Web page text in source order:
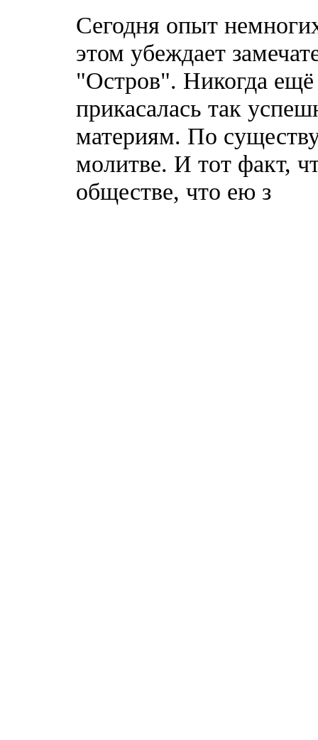
Сегодня опыт
этом убеждает
"Остров". Никогда ещё
прикасалась так
материям. По
молитве. И тот факт,
обществе, что ею з